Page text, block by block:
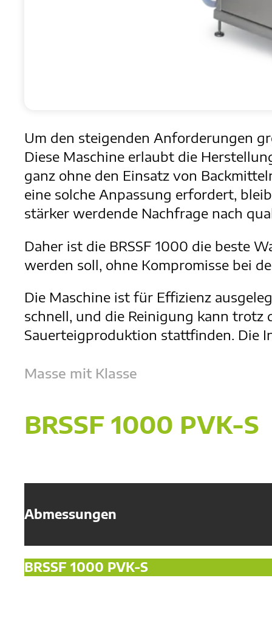
Um den steigenden Anforderungen
Diese Maschine erlaubt die
ganz ohne den Einsatz von
eine solche Anpassung erfordert,
stärker werdende Nachfrage nach
Daher ist die BRSSF 1000 die beste
werden soll, ohne Kompromisse bei
Die Maschine ist für Effizienz
schnell, und die Reinigung kann
Sauerteigproduktion stattfinden. Die
Masse mit Klasse
BRSSF 1000 PVK-S
Abmessungen
BRSSF 1000 PVK-S